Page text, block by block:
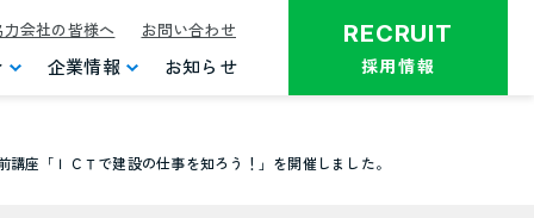
RECRUIT
採用情報
企業情報 お知らせ
力会社の皆様へ お問い合わせ
座「ＩＣＴで建設の仕事を知ろう！」を開催しました。